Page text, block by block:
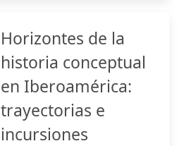
Horizontes de la
historia conceptual
en Iberoamérica:
trayectorias e
incursiones